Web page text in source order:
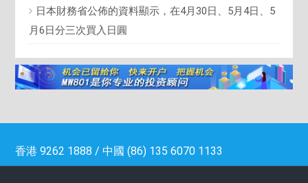
日本財務省公佈的資料顯示，在4月30日、5月4日、5
月6日分三次買入日圓
香港 9262 1888 / 中國 (86) 135 6070 1133